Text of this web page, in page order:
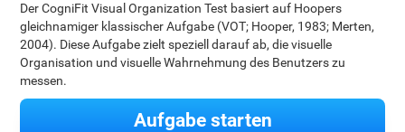
Der CogniFit Visual Organization Test basiert auf Hoopers
gleichnamiger klassischer Aufgabe (VOT; Hooper, 1983; Merten,
2004). Diese Aufgabe zielt speziell darauf ab, die visuelle
Organisation und visuelle Wahrnehmung des Benutzers zu
messen.
Aufgabe starten